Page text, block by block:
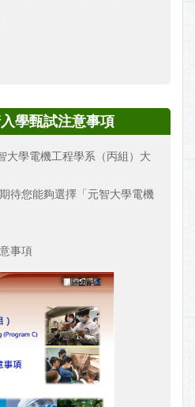
學甄試注意事項
大學電機工程學系（丙組）大
待您能夠選擇「元智大學電機
事項